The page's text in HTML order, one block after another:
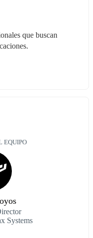
que buscan
EQUIPO
Systems